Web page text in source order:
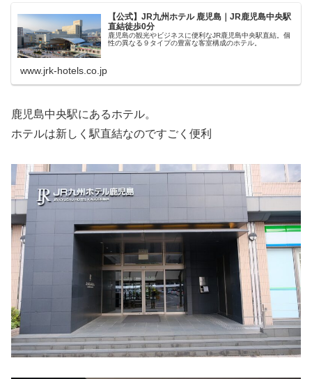
【公式】JR九州ホテル 鹿児島｜JR鹿児島中央駅
直結徒歩0分
鹿児島の観光やビジネスに便利なJR鹿児島中央駅直結。個
性の異なる９タイプの豊富な客室構成のホテル。
www.jrk-hotels.co.jp
鹿児島中央駅にあるホテル。
ホテルは新しく駅直結なのですごく便利